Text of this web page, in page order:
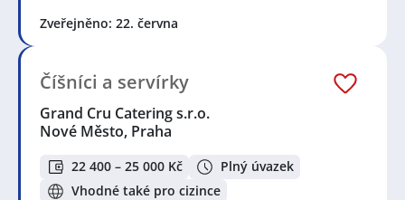
Zveřejněno: 22. června
Číšníci a servírky
Grand Cru Catering s.r.o.
Nové Město, Praha
22 400 – 25 000 Kč
Plný úvazek
Vhodné také pro cizince